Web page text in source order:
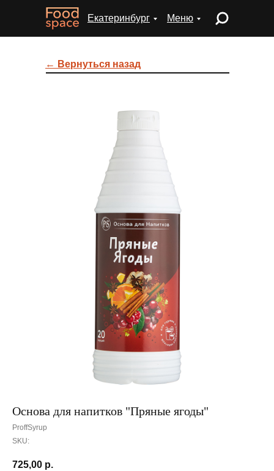
← Вернуться назад
Меню
Екатеринбург
Основа для напитков "Пряные ягоды"
ProffSyrup
SKU:
725,00 р.